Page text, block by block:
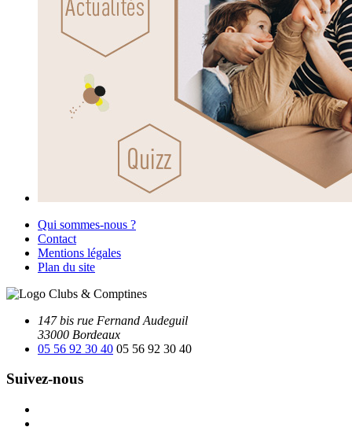
Qui sommes-nous ?
Contact
Mentions légales
Plan du site
147 bis rue Fernand Audeguil
33000 Bordeaux
05 56 92 30 40 05 56 92 30 40
Suivez-nous